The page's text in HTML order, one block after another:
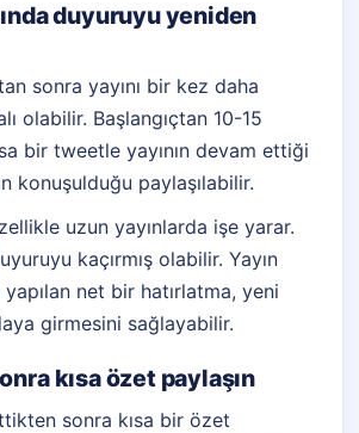
duyuruyu yeniden
sonra yayını bir kez daha
olabilir. Başlangıçtan 10-15
bir tweetle yayının devam ettiği
konuşulduğu paylaşılabilir.
uzun yayınlarda işe yarar.
kaçırmış olabilir. Yayın
net bir hatırlatma, yeni
girmesini sağlayabilir.
kısa özet paylaşın
sonra kısa bir özet